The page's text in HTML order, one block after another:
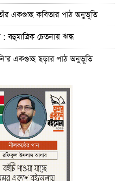
একগুচ্ছ কবিতার পাঠ অনুভূতি
বহুমাত্রিক চেতনায় ঋদ্ধ
একগুচ্ছ ছড়ার পাঠ অনুভূতি